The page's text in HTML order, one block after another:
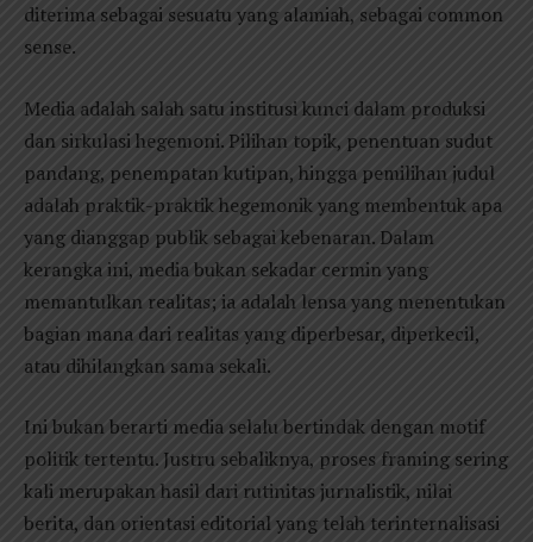
diterima sebagai sesuatu yang alamiah, sebagai common
sense.
Media adalah salah satu institusi kunci dalam produksi
dan sirkulasi hegemoni. Pilihan topik, penentuan sudut
pandang, penempatan kutipan, hingga pemilihan judul
adalah praktik-praktik hegemonik yang membentuk apa
yang dianggap publik sebagai kebenaran. Dalam
kerangka ini, media bukan sekadar cermin yang
memantulkan realitas; ia adalah lensa yang menentukan
bagian mana dari realitas yang diperbesar, diperkecil,
atau dihilangkan sama sekali.
Ini bukan berarti media selalu bertindak dengan motif
politik tertentu. Justru sebaliknya, proses framing sering
kali merupakan hasil dari rutinitas jurnalistik, nilai
berita, dan orientasi editorial yang telah terinternalisasi